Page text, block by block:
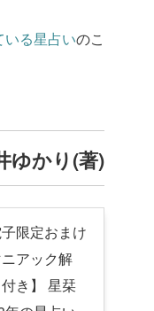
る星占いのこ
ゆかり(著)
子限定おまけ
ニアック解
き】 星栞